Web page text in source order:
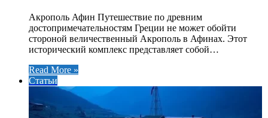
Акрополь Афин Путешествие по древним
достопримечательностям Греции не может обойти
стороной величественный Акрополь в Афинах. Этот
исторический комплекс представляет собой…
Read More »
Статьи